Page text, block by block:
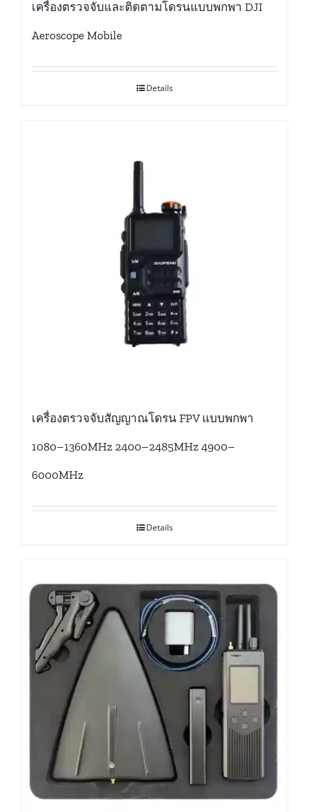
เครื่องตรวจจับและติดตามโดรนแบบพกพา DJI
Aeroscope Mobile
Details
เครื่องตรวจจับสัญญาณโดรน FPV แบบพกพา
1080–1360MHz 2400–2485MHz 4900–
6000MHz
Details